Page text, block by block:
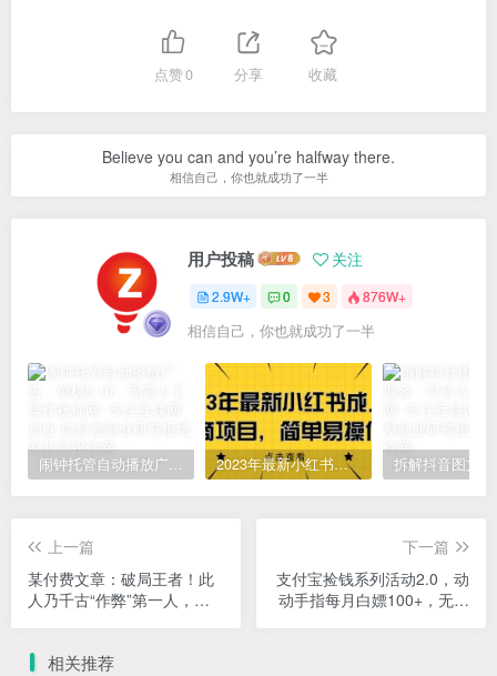
点赞0 分享 收藏
Believe you can and you’re halfway there.
相信自己，你也就成功了一半
用户投稿 关注
2.9W+ 0 3 876W+
相信自己，你也就成功了一半
闹钟托管自动播放广告，单机5-10，无需人工操作 2023年最新小红书成人电商项目，简单易操作【详细教程】
上一篇
某付费文章：破局王者！此
人乃千古“作弊”第一人，你
下一篇
支付宝捡钱系列活动2.0，动
动手指每月白嫖100+，无任
相关推荐